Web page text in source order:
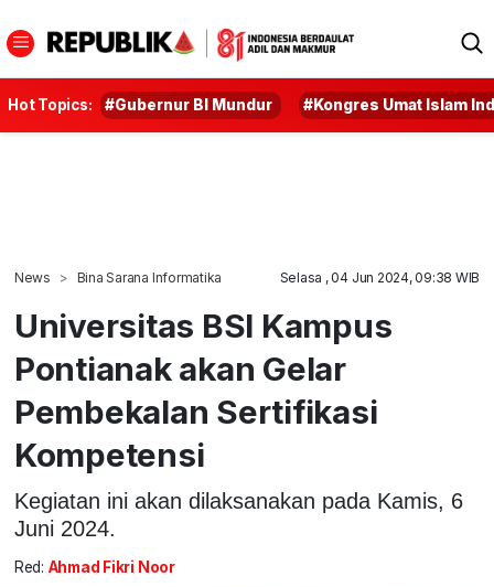
Hot Topics: #Gubernur BI Mundur #Kongres Umat Islam
News Bina Sarana Informatika Selasa , 04 Jun 2024, 09:38 WIB
Universitas BSI Kampus
Pontianak akan Gelar
Pembekalan Sertifikasi
Kompetensi
Kegiatan ini akan dilaksanakan pada Kamis, 6
Juni 2024.
Red: Ahmad Fikri Noor